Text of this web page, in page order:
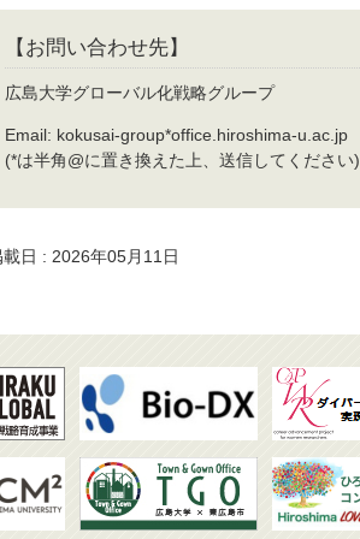
【お問い合わせ先】
広島大学グローバル化戦略グループ
Email: kokusai-group*office.hiroshima-u.ac.jp
(*は半角@に置き換えた上、送信してください)
載日 : 2026年05月11日